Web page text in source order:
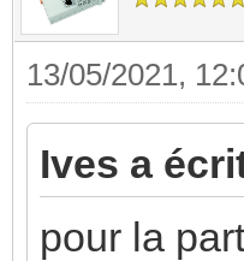
13/05/2021,
Ives a
pour la